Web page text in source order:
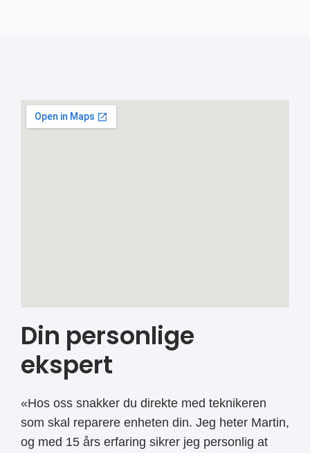
Din personlige
ekspert
«Hos oss snakker du direkte med teknikeren
som skal reparere enheten din. Jeg heter Martin,
og med 15 års erfaring sikrer jeg personlig at